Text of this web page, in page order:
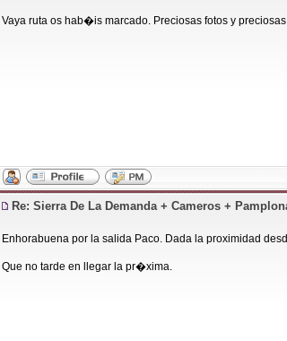
Vaya ruta os hab�is marcado. Preciosas fotos y
Re: Sierra De La Demanda + Cameros +
Enhorabuena por la salida Paco. Dada la proximidad
Que no tarde en llegar la pr�xima.